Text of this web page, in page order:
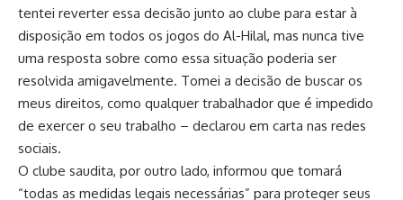
tentei reverter essa decisão junto ao clube para estar à
disposição em todos os jogos do Al-Hilal, mas nunca tive
uma resposta sobre como essa situação poderia ser
resolvida amigavelmente. Tomei a decisão de buscar os
meus direitos, como qualquer trabalhador que é impedido
de exercer o seu trabalho – declarou em carta nas redes
sociais.
O clube saudita, por outro lado, informou que tomará
“todas as medidas legais necessárias” para proteger seus